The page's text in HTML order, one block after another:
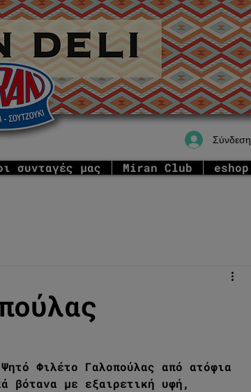
Σύνδεση
συνταγές μας Miran Club eshop
Φιλέτο Γαλοπούλας από ατόφια
βότανα με εξαιρετική υφή,